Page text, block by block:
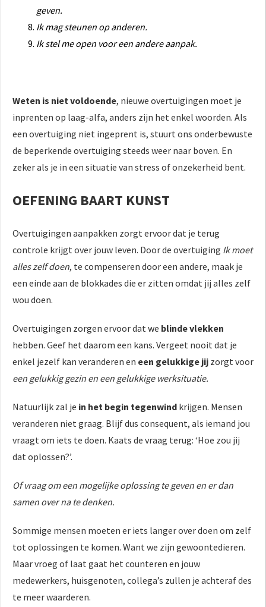
geven.
Ik mag steunen op anderen.
Ik stel me open voor een andere aanpak.
Weten is niet voldoende, nieuwe overtuigingen moet je
inprenten op laag-alfa, anders zijn het enkel woorden. Als
een overtuiging niet ingeprent is, stuurt ons onderbewuste
de beperkende overtuiging steeds weer naar boven. En
zeker als je in een situatie van stress of onzekerheid bent.
OEFENING BAART KUNST
Overtuigingen aanpakken zorgt ervoor dat je terug
controle krijgt over jouw leven. Door de overtuiging Ik moet
alles zelf doen, te compenseren door een andere, maak je
een einde aan de blokkades die er zitten omdat jij alles zelf
wou doen.
Overtuigingen zorgen ervoor dat we blinde vlekken
hebben. Geef het daarom een kans. Vergeet nooit dat je
enkel jezelf kan veranderen en een gelukkige jij zorgt voor
een gelukkig gezin en een gelukkige werksituatie.
Natuurlijk zal je in het begin tegenwind krijgen. Mensen
veranderen niet graag. Blijf dus consequent, als iemand jou
vraagt om iets te doen. Kaats de vraag terug: ‘Hoe zou jij
dat oplossen?’.
Of vraag om een mogelijke oplossing te geven en er dan
samen over na te denken.
Sommige mensen moeten er iets langer over doen om zelf
tot oplossingen te komen. Want we zijn gewoontedieren.
Maar vroeg of laat gaat het counteren en jouw
medewerkers, huisgenoten, collega’s zullen je achteraf des
te meer waarderen.